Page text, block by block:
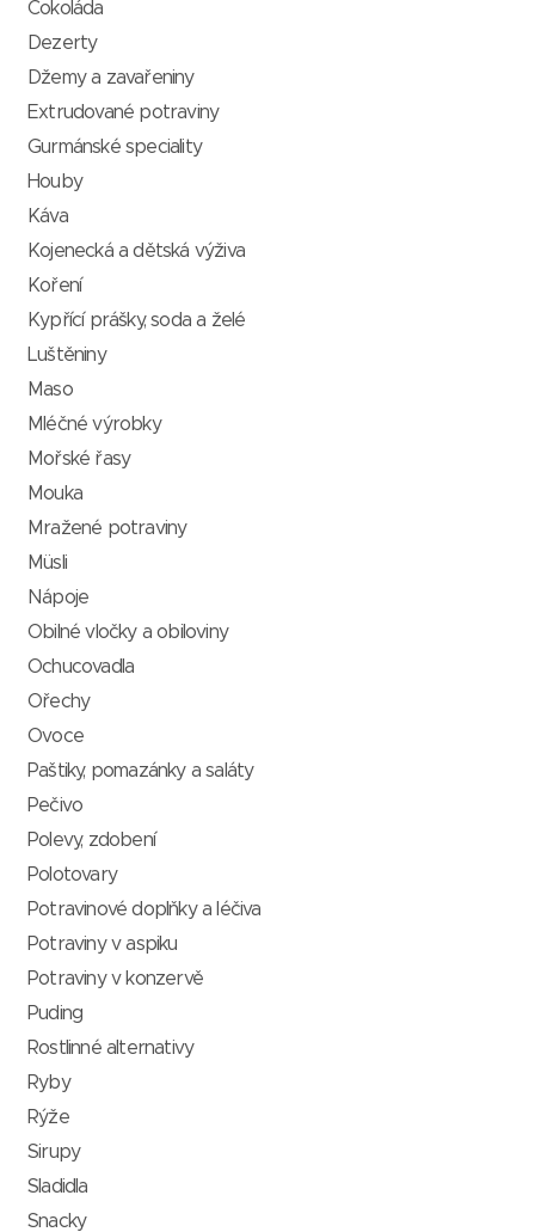
Čokoláda
Dezerty
Džemy a zavařeniny
Extrudované potraviny
Gurmánské speciality
Houby
Káva
Kojenecká a dětská výživa
Koření
Kypřící prášky, soda a želé
Luštěniny
Maso
Mléčné výrobky
Mořské řasy
Mouka
Mražené potraviny
Müsli
Nápoje
Obilné vločky a obiloviny
Ochucovadla
Ořechy
Ovoce
Paštiky, pomazánky a saláty
Pečivo
Polevy, zdobení
Polotovary
Potravinové doplňky a léčiva
Potraviny v aspiku
Potraviny v konzervě
Puding
Rostlinné alternativy
Ryby
Rýže
Sirupy
Sladidla
Snacky